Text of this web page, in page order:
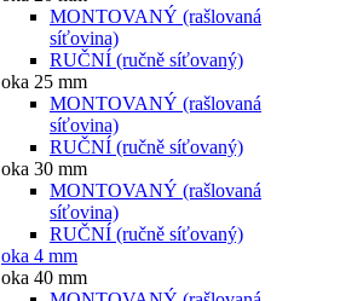
MONTOVANÝ (rašlovaná
síťovina)
RUČNÍ (ručně síťovaný)
oka 25 mm
MONTOVANÝ (rašlovaná
síťovina)
RUČNÍ (ručně síťovaný)
oka 30 mm
MONTOVANÝ (rašlovaná
síťovina)
RUČNÍ (ručně síťovaný)
oka 4 mm
oka 40 mm